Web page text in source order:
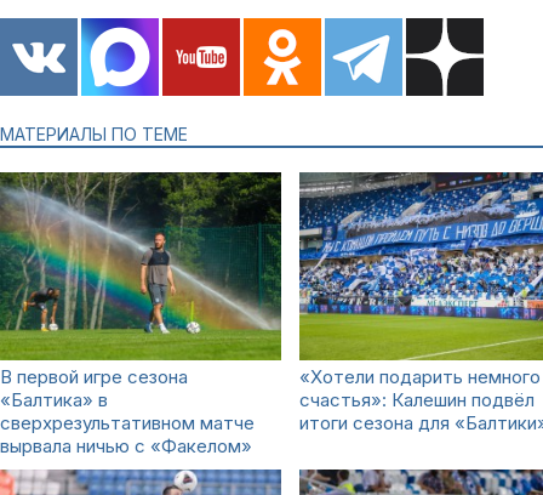
МАТЕРИАЛЫ ПО ТЕМЕ
В первой игре сезона
«Балтика» в
сверхрезультативном матче
вырвала ничью с «Факелом»
«Хотели подарить немного
счастья»: Калешин подвёл
итоги сезона для